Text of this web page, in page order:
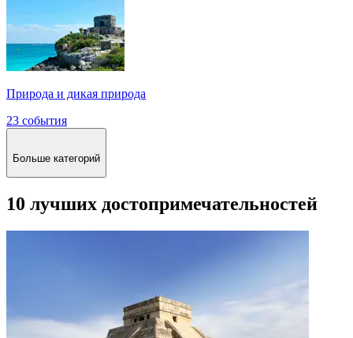
Природа и дикая природа
23 события
Больше категорий
10 лучших достопримечательностей